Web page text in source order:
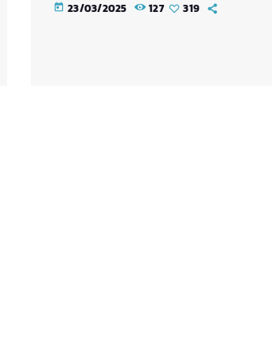
today 23/03/2025 127 319